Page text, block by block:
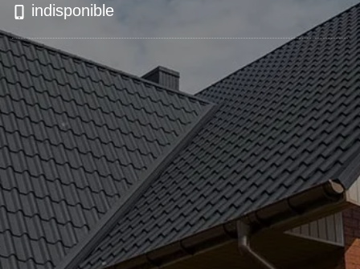
indisponible